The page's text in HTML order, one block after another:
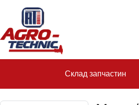
Склад запчастин